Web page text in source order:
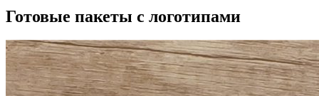
Готовые пакеты с логотипами